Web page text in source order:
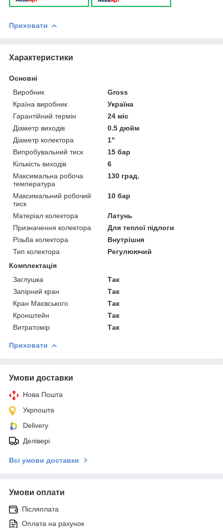
Приховати
Характеристики
Основні
Виробник
Gross
Країна виробник
Україна
Гарантійний термін
24 міс
Діаметр виходів
0.5 дюйм
Діаметр колектора
1"
Випробувальний тиск
15 бар
Кількість виходів
6
Максимальна робоча
температура
130 град.
Максимальний робочий
тиск
10 бар
Матеріал колектора
Латунь
Призначення колектора
Для теплої підлоги
Різьба колектора
Внутрішня
Тип колектора
Регулюючий
Комплектація
Заглушка
Так
Запірний кран
Так
Кран Маєвського
Так
Кронштейн
Так
Витратомір
Так
Приховати
Умови доставки
Нова Пошта
Укрпошта
Delivery
Делівері
Всі умови доставки
Умови оплати
Післяплата
Оплата на рахунок